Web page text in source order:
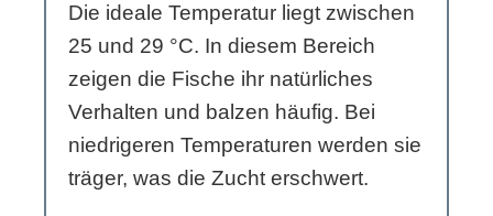
Die ideale Temperatur liegt zwischen
25 und 29 °C. In diesem Bereich
zeigen die Fische ihr natürliches
Verhalten und balzen häufig. Bei
niedrigeren Temperaturen werden sie
träger, was die Zucht erschwert.